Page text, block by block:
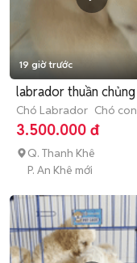
19 giờ trước
labrador thuần chủng
Chó Labrador Chó con
(dưới 3 tháng tuổi)
3.500.000 đ
Q. Thanh Khê
P. An Khê mới